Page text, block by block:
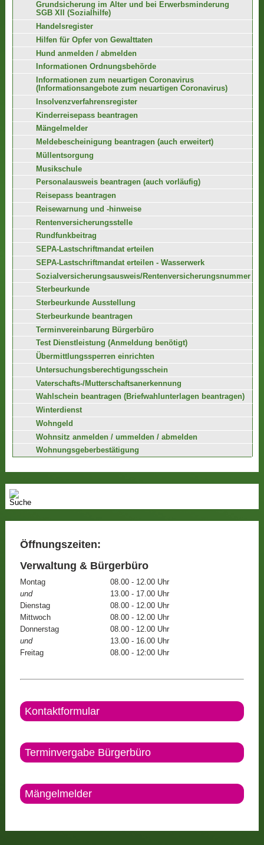
Grundsicherung im Alter und bei Erwerbsminderung
SGB XII (Sozialhilfe)
Handelsregister
Hilfen für Opfer von Gewalttaten
Hund anmelden / abmelden
Informationen Ordnungsbehörde
Informationen zum neuartigen Coronavirus
(Informationsangebote zum neuartigen Coronavirus)
Insolvenzverfahrensregister
Kinderreisepass beantragen
Mängelmelder
Meldebescheinigung beantragen (auch erweitert)
Müllentsorgung
Musikschule
Personalausweis beantragen (auch vorläufig)
Reisepass beantragen
Reisewarnung und -hinweise
Rentenversicherungsstelle
Rundfunkbeitrag
SEPA-Lastschriftmandat erteilen
SEPA-Lastschriftmandat erteilen - Wasserwerk
Sozialversicherungsausweis/Rentenversicherungsnummer
Sterbeurkunde
Sterbeurkunde Ausstellung
Sterbeurkunde beantragen
Terminvereinbarung Bürgerbüro
Test Dienstleistung (Anmeldung benötigt)
Übermittlungssperren einrichten
Untersuchungsberechtigungsschein
Vaterschafts-/Mutterschaftsanerkennung
Wahlschein beantragen (Briefwahlunterlagen beantragen)
Winterdienst
Wohngeld
Wohnsitz anmelden / ummelden / abmelden
Wohnungsgeberbestätigung
Öffnungszeiten:
Verwaltung & Bürgerbüro
Montag
08.00 - 12.00 Uhr
und
13.00 - 17.00 Uhr
Dienstag
08.00 - 12.00 Uhr
Mittwoch
08.00 - 12.00 Uhr
Donnerstag
08.00 - 12.00 Uhr
und
13.00 - 16.00 Uhr
Freitag
08.00 - 12:00 Uhr
Kontaktformular
Terminvergabe Bürgerbüro
Mängelmelder